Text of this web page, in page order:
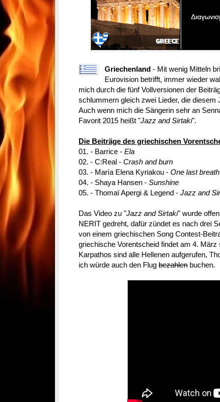
Griechenland - Mit wenig Mitteln
Eurovision betrifft, immer wieder
mich durch die fünf Vollversionen der
schlummern gleich zwei Lieder, die diesem
Auch wenn mich die Sängerin sehr an
Favorit 2015 heißt "Jazz and Sirtaki".
Die Beiträge des griechischen
01. - Barrice - Ela
02. - C:Real - Crash and burn
03. - María Elena Kyriakou - One last breath
04. - Shaya Hansen - Sunshine
05. - Thomaï Apergi & Legend - Jazz and
Das Video zu "Jazz and Sirtaki" wurde
NERIT gedreht, dafür zündet es nach drei
von einem griechischen Song Contest-
griechische Vorentscheid findet am 4.
Karpathos sind alle Hellenen aufgerufen,
ich würde auch den Flug bezahlen buchen.